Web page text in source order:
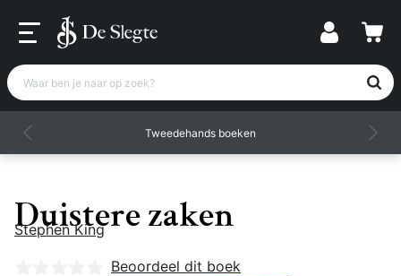
Waar ben je naar op zoek?
Tweedehands boeken
Duistere zaken
Stephen King
Nog geen beoordelingen
Beoordeel dit boek